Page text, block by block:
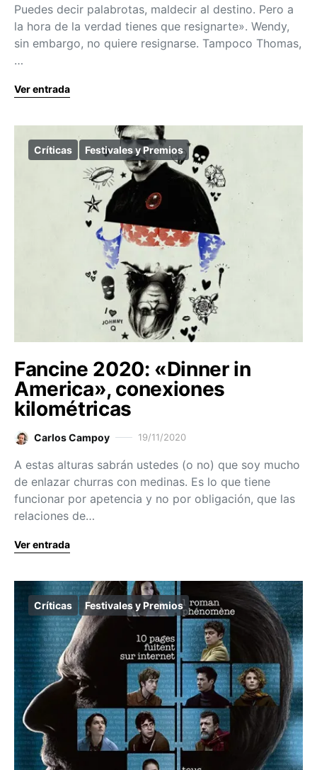
Puedes decir palabrotas, maldecir al destino. Pero a
la hora de la verdad tienes que resignarte». Wendy,
sin embargo, no quiere resignarse. Tampoco Thomas,
…
Ver entrada
Críticas Festivales y Premios
Fancine 2020: «Dinner in
America», conexiones
kilométricas
Carlos Campoy 19/11/2020
A estas alturas sabrán ustedes (o no) que soy mucho
de enlazar churras con medinas. Es lo que tiene
funcionar por apetencia y no por obligación, que las
relaciones de…
Ver entrada
Críticas Festivales y Premios